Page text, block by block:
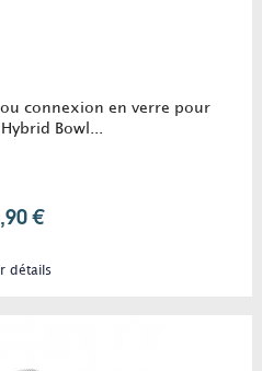
ou connexion en verre pour
Bowl...
€
détails